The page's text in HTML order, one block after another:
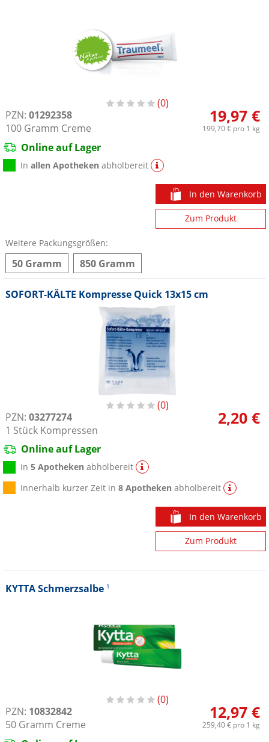
0
PZN: 01292358
100 Gramm Creme
19,97 €
199,70 €pro 1 kg
Online auf Lager
Inallen Apotheken abholbereit
In den Warenkorb
Zum Produkt
Weitere Packungsgrößen:
50 Gramm 850 Gramm
SOFORT-KÄLTE Kompresse Quick 13x15 cm
0
PZN: 03277274
1 Stück Kompressen
2,20 €
Online auf Lager
In5 Apotheken abholbereit
Innerhalb kurzer Zeit in8 Apotheken abholbereit
In den Warenkorb
Zum Produkt
KYTTA Schmerzsalbe 1
0
PZN: 10832842
50 Gramm Creme
12,97 €
259,40 €pro 1 kg